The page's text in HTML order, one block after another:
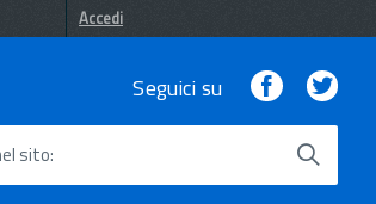
Accedi
Seguici su Facebook
sito